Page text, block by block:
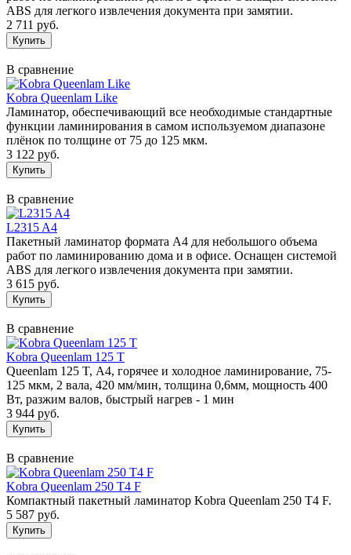
ABS для легкого извлечения документа при замятии.
2 711 руб.
В сравнение
Kobra Queenlam Like
Ламинатор, обеспечивающий все необходимые стандартные
функции ламинирования в самом используемом диапазоне
плёнок по толщине от 75 до 125 мкм.
3 122 руб.
В сравнение
L2315 A4
Пакетный ламинатор формата А4 для небольшого объема
работ по ламинированию дома и в офисе. Оснащен системой
ABS для легкого извлечения документа при замятии.
3 615 руб.
В сравнение
Kobra Queenlam 125 T
Queenlam 125 T, А4, горячее и холодное ламинирование, 75-
125 мкм, 2 вала, 420 мм/мин, толщина 0,6мм, мощность 400
Вт, разжим валов, быстрый нагрев - 1 мин
3 944 руб.
В сравнение
Kobra Queenlam 250 T4 F
Компактный пакетный ламинатор Kobra Queenlam 250 T4 F.
5 587 руб.